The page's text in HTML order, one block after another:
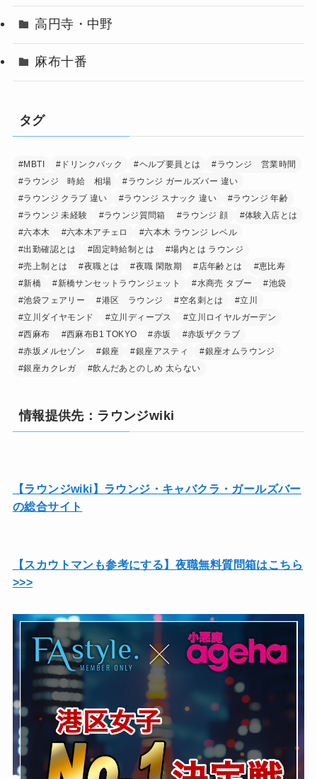
高円寺・中野
麻布十番
タグ
#MBTI #ドリンクバック #ヘルプ要員とは
#ラウンジ 営業時間
#ラウンジ 時給 相場
#ラウンジ ガールズバー 違い
#ラウンジ クラブ 違い
#ラウンジ スナック 違い
#ラウンジ 年齢
#ラウンジ 未経験
#ラウンジ質問箱 #ラウンジ 顔
#体験入店とは
#六本木
#六本木アチェロ
#六本木 ラウンジ レベル
#出勤確認とは
#固定時給制とは
#場内とは ラウンジ
#売上制とは
#夜職とは #夜職 閑散期 #店年齢とは
#恵比寿
#新橋
#新橋サンセットラウンジェット #水商売 タブー
#池袋
#池袋フェアリー
#港区 ラウンジ #空名刺とは
#立川
#立川ダイヤモンド
#立川ディープス
#立川ロイヤルガーデン
#西麻布
#西麻布B1 TOKYO #赤坂
#赤坂ザクラブ
#赤坂メルセゾン
#銀座 #銀座アスティ
#銀座オムラウンジ
#銀座カクレガ
#飲んだあとのしめ 太らない
情報提供先：ラウンジwiki
【ラウンジwiki】ラウンジ・キャバクラ・ガールズバー
の総合サイト
【スカウトマンも参考にする】夜職無料質問箱はこちら
>>>